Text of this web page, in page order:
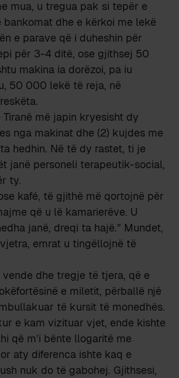
mua, u tregua pak si tepër e
bankomat dhe e kërkoi me lekë
e parave që i duheshin për
për 3-4 ditë, ose gjithsej 50
makina ia dorëzoi, pa iu
50 000 lekë të reja, në
Tiranë më japin kryesisht dy
nga makinat dhe (2) kujdes me
hedhin. Në të dy rastet, ti je
janë personeli terapeutik-social,
ty.
kafé, të gjithë më qortojnë për
që u lë kamarierëve. U
janë, dreqi ta hajë.” Mundet,
emrat u tingëllojnë të
vende dhe tregje të tjera, që e
e miletit, përballë një
të kursit të monedhës.
e kam vizituar vjet, ende kishte
që m’i bënte llogaritë me
aty diferenca ishte kaq e
nuk do të gabohej. Gjithsesi,